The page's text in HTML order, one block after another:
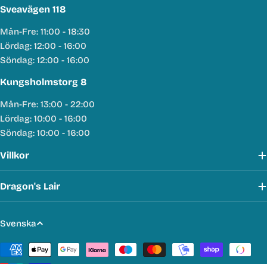
Sveavägen 118
Mån-Fre: 11:00 - 18:30
Lördag: 12:00 - 16:00
Söndag: 12:00 - 16:00
Kungsholmstorg 8
Mån-Fre: 13:00 - 22:00
Lördag: 10:00 - 16:00
Söndag: 10:00 - 16:00
Villkor
Dragon's Lair
S
p
r
Svenska
Betalmetoder